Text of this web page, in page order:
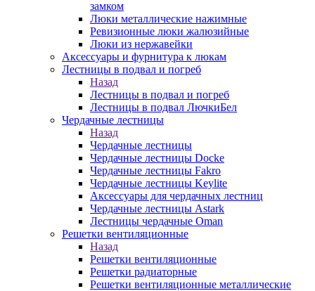
замком
Люки металлические нажимные
Ревизионные люки жалюзийные
Люки из нержавейки
Аксессуары и фурнитура к люкам
Лестницы в подвал и погреб
Назад
Лестницы в подвал и погреб
Лестницы в подвал ЛючкиБел
Чердачные лестницы
Назад
Чердачные лестницы
Чердачные лестницы Docke
Чердачные лестницы Fakro
Чердачные лестницы Keylite
Аксессуары для чердачных лестниц
Чердачные лестницы Astark
Лестницы чердачные Oman
Решетки вентиляционные
Назад
Решетки вентиляционные
Решетки радиаторные
Решетки вентиляционные металлические